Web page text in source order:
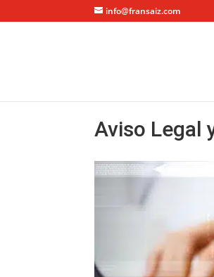
info@fransaiz.com
Aviso Legal